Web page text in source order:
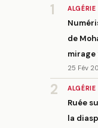
1 ALGÉRIE
de
mirage
25 Fév
2 ALGÉRIE
Ruée
la